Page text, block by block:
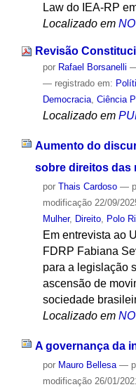
Law do IEA-RP
Localizado em
Revisão
por Rafael Borsanelli
— registrado em:
Democracia, Ciência
Localizado em
Aumento do
sobre direitos das
por Thais Cardoso —
modificação22/09/
Mulher, Direito, Polo
Em entrevista ao
FDRP Fabiana
para a legislação
ascensão de
sociedade
Localizado em
A governança da
por Mauro Bellesa —
modificação26/01/